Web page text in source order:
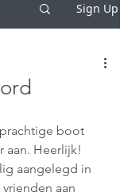
Sign Up
boot
aan. Heerlijk!
aangelegd in
aan